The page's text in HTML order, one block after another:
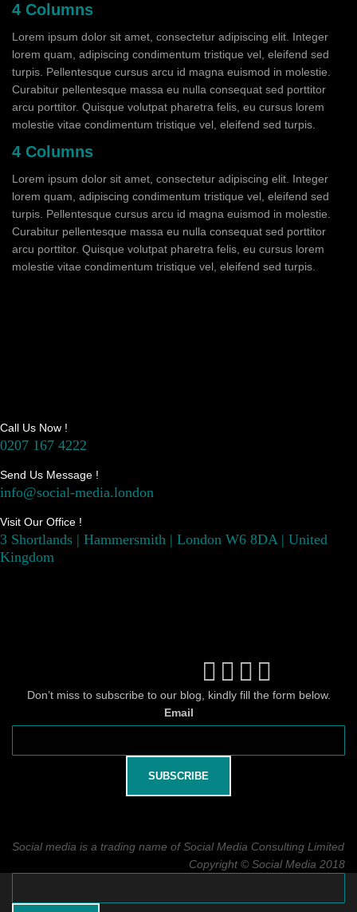
4 Columns
Lorem ipsum dolor sit amet, consectetur adipiscing elit. Integer
lorem quam, adipiscing condimentum tristique vel, eleifend sed
turpis. Pellentesque cursus arcu id magna euismod in molestie.
Curabitur pellentesque massa eu nulla consequat sed porttitor
arcu porttitor. Quisque volutpat pharetra felis, eu cursus lorem
molestie vitae condimentum tristique vel, eleifend sed turpis.
4 Columns
Lorem ipsum dolor sit amet, consectetur adipiscing elit. Integer
lorem quam, adipiscing condimentum tristique vel, eleifend sed
turpis. Pellentesque cursus arcu id magna euismod in molestie.
Curabitur pellentesque massa eu nulla consequat sed porttitor
arcu porttitor. Quisque volutpat pharetra felis, eu cursus lorem
molestie vitae condimentum tristique vel, eleifend sed turpis.
Call Us Now !
0207 167 4222
Send Us Message !
info@social-media.london
Visit Our Office !
3 Shortlands | Hammersmith | London W6 8DA | United
Kingdom
Don’t miss to subscribe to our blog, kindly fill the form below.
Email
Social media is a trading name of Social Media Consulting Limited
Copyright © Social Media 2018